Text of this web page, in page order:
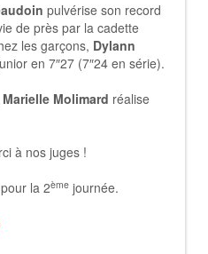
pulvérise son record
de près par la cadette
les garçons, Dylann
en 7″27 (7″24 en série).
Marielle Molimard réalise
à nos juges !
la 2ème journée.